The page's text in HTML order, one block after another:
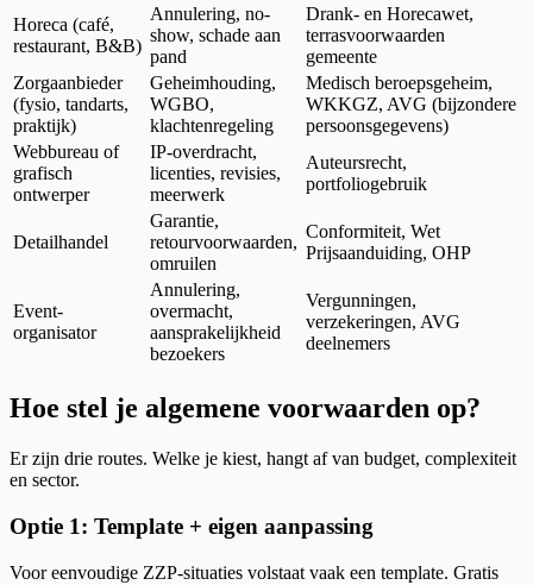
Horeca (café,
restaurant, B&B)
Annulering, no-
show, schade aan
pand
Drank- en Horecawet,
terrasvoorwaarden
gemeente
Zorgaanbieder
(fysio, tandarts,
praktijk)
Geheimhouding,
WGBO,
klachtenregeling
Medisch beroepsgeheim,
WKKGZ, AVG (bijzondere
persoonsgegevens)
Webbureau of
grafisch
ontwerper
IP-overdracht,
licenties, revisies,
meerwerk
Auteursrecht,
portfoliogebruik
Detailhandel
Garantie,
retourvoorwaarden,
omruilen
Conformiteit, Wet
Prijsaanduiding, OHP
Event-
organisator
Annulering,
overmacht,
aansprakelijkheid
bezoekers
Vergunningen,
verzekeringen, AVG
deelnemers
Hoe stel je algemene voorwaarden op?
Er zijn drie routes. Welke je kiest, hangt af van budget, complexiteit
en sector.
Optie 1: Template + eigen aanpassing
Voor eenvoudige ZZP-situaties volstaat vaak een template. Gratis